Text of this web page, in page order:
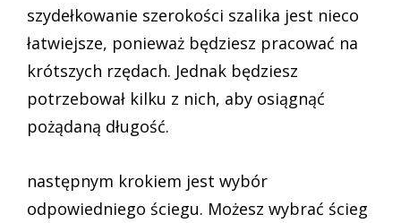
szydełkowanie szerokości szalika jest nieco
łatwiejsze, ponieważ będziesz pracować na
krótszych rzędach. Jednak będziesz
potrzebował kilku z nich, aby osiągnąć
pożądaną długość.
następnym krokiem jest wybór
odpowiedniego ściegu. Możesz wybrać ścieg